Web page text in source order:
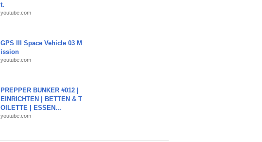
t.
youtube.com
GPS III Space Vehicle 03 M
ission
youtube.com
PREPPER BUNKER #012 |
EINRICHTEN | BETTEN & T
OILETTE | ESSEN...
youtube.com